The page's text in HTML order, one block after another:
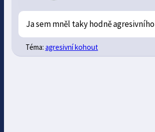
Ja sem mněl taky hodně
Téma: agresivní kohout